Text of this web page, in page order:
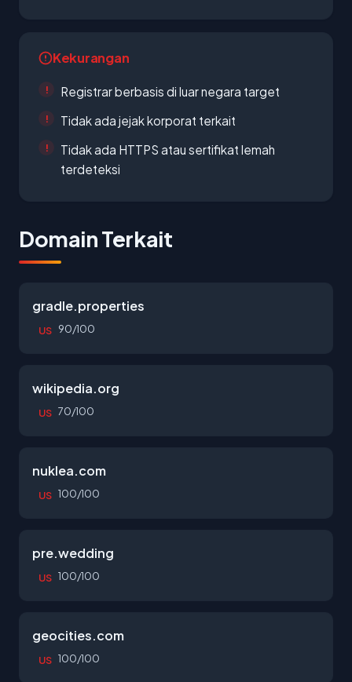
Kekurangan
Registrar berbasis di luar negara target
Tidak ada jejak korporat terkait
Tidak ada HTTPS atau sertifikat lemah
terdeteksi
Domain Terkait
gradle.properties
US 90/100
wikipedia.org
US 70/100
nuklea.com
US 100/100
pre.wedding
US 100/100
geocities.com
US 100/100